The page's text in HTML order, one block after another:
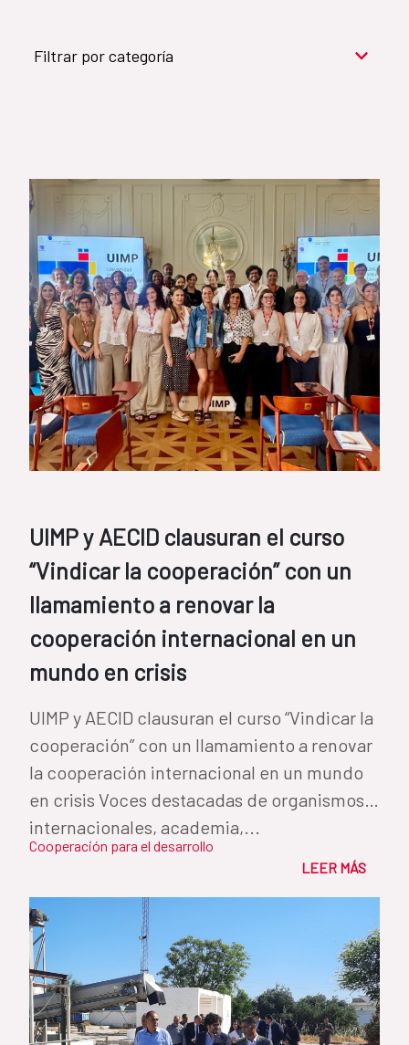
Filtrar por categoría
Objetivos de Desarrollo Sostenible (524)
Género (500)
AMÉRICA LATINA Y CARIBE (490)
España (486)
Agua y saneamiento (333)
Salud (265)
Educación (225)
UIMP y AECID clausuran el curso
“Vindicar la cooperación” con un
llamamiento a renovar la
cooperación internacional en un
mundo en crisis
UIMP y AECID clausuran el curso “Vindicar la
cooperación” con un llamamiento a renovar
la cooperación internacional en un mundo
en crisis Voces destacadas de organismos
internacionales, academia,...
Cooperación para el desarrollo
LEER MÁS